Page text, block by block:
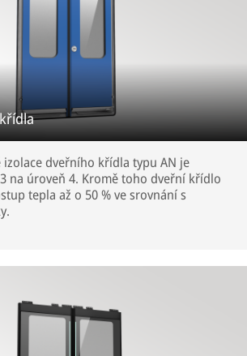
dveřního křídla typu AN je
na úroveň 4. Kromě toho dveřní křídlo
tepla až o 50 % ve srovnání s